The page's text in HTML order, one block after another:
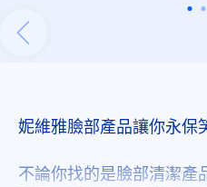
關於
妮維雅臉部產品讓你永保
不論你找的是臉部清潔產